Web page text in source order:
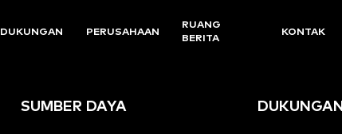
DUKUNGAN PERUSAHAAN
RUANG
BERITA
KONTAK
SUMBER DAYA DUKUNGAN